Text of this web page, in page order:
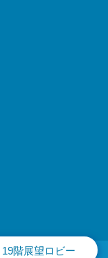
19階展望ロビー